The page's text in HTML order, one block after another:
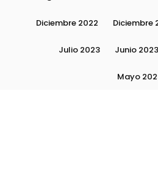
Diciembre 2022 Diciembre
Julio 2023 Junio 2023
Mayo